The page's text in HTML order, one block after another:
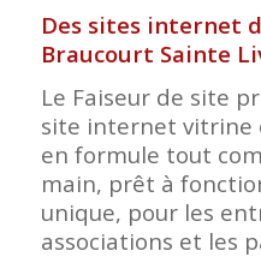
Des sites internet
Braucourt Sainte
Le Faiseur de site
site internet vitrine
en formule tout
main, prêt à
unique, pour les
associations et les